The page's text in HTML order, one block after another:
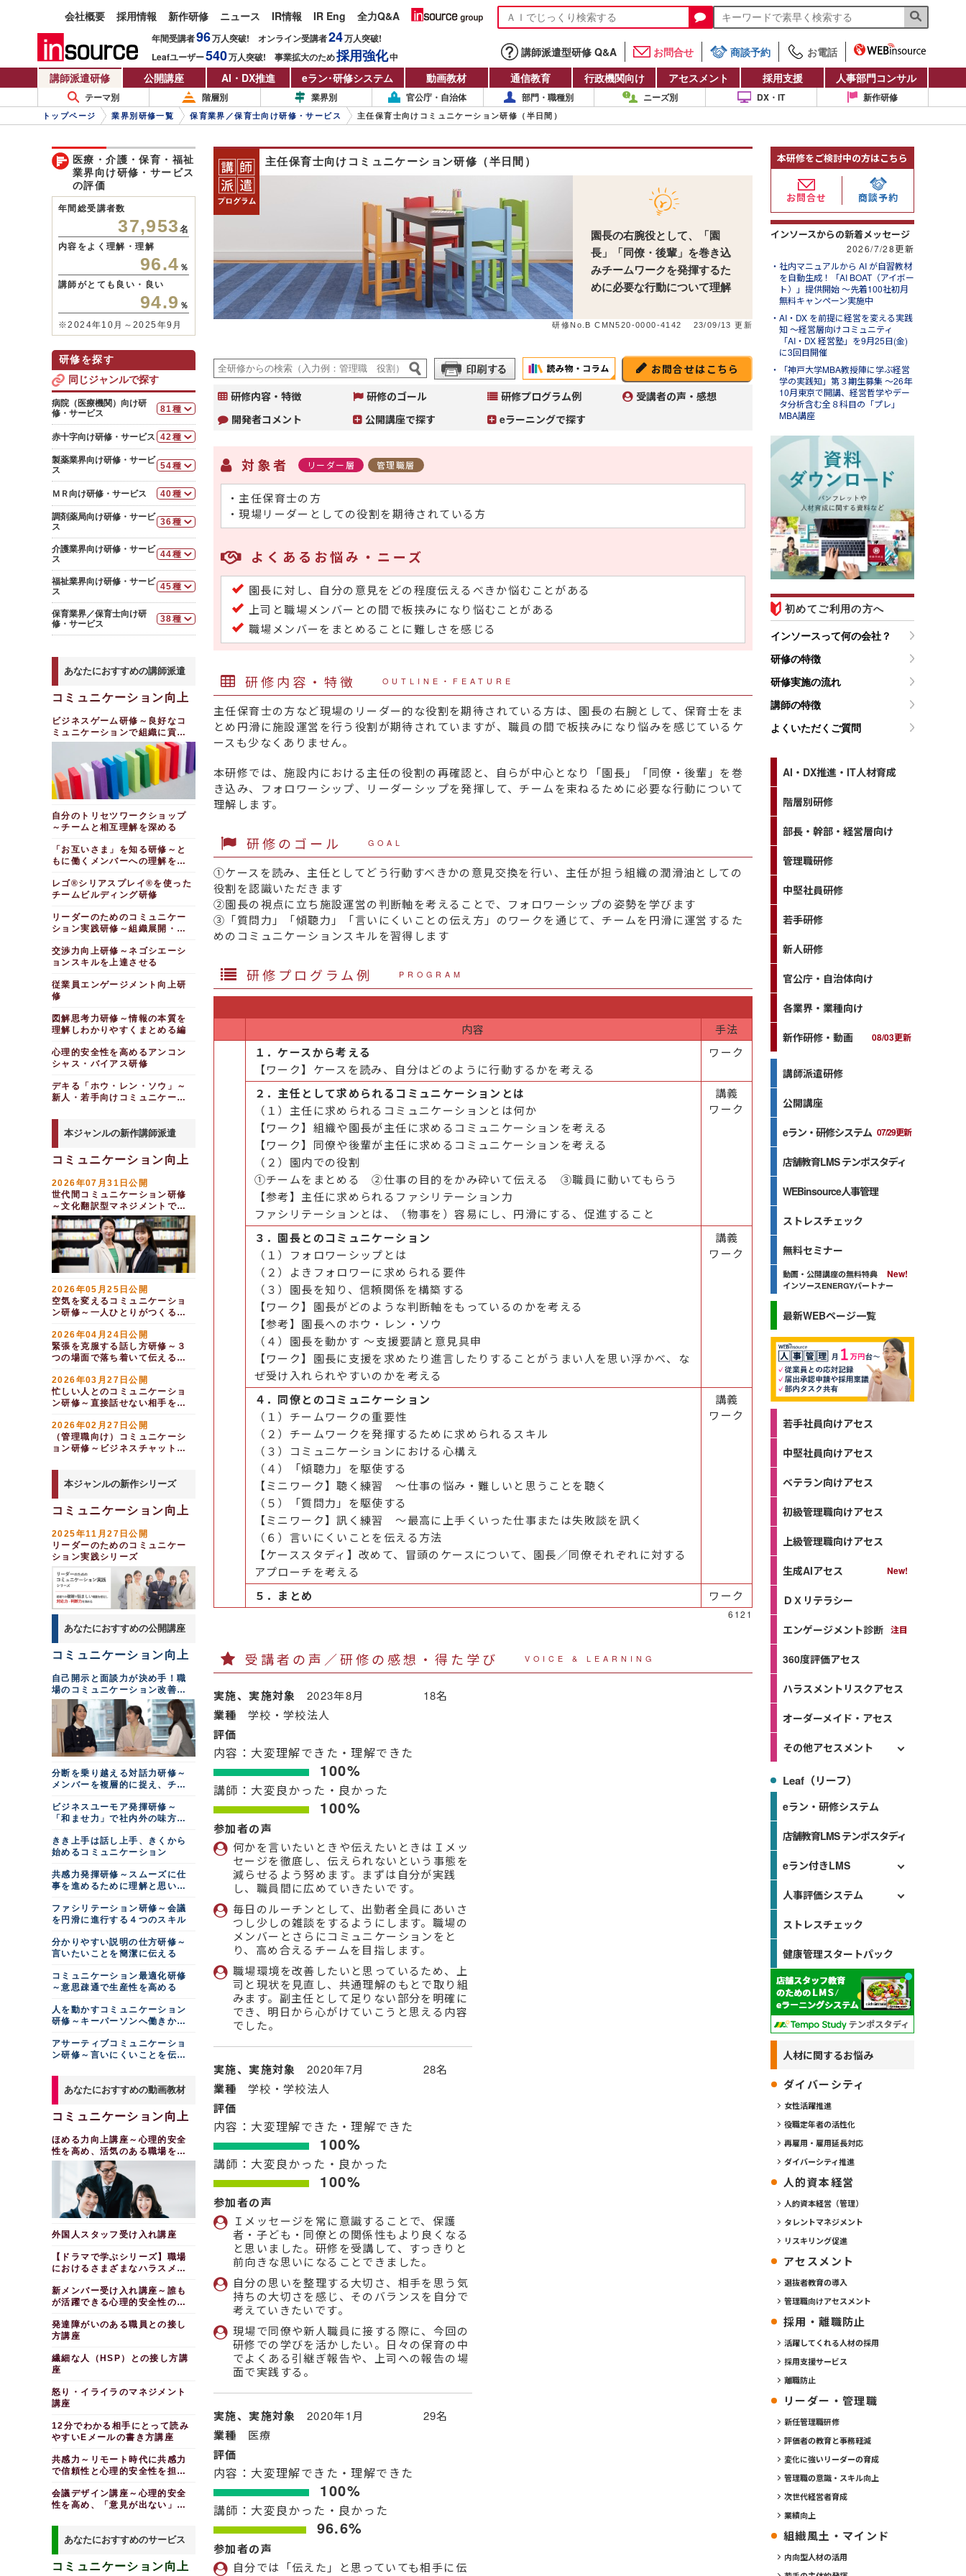
会社概要 採用情報 新作研修 ニュース IR情報 IR Eng 全力Q&A
年間受講者96万人突破! オンライン受講者24万人突破!
Leafユーザー540万人突破! 事業拡大のため採用強化中 講師派遣型研修 Q&A お問合せ 商談予約
お電話
講師派遣研修
公開講座 AI・DX推進 eラン・研修システム 動画教材 通信教育 行政機関向け アセスメント 採用支援 人事部門コンサル
テーマ別 階層別 業界別 官公庁・自治体 部門・職種別 ニーズ別 DX・IT 新作研修
トップページ 業界別研修一覧 保育業界／保育士向け研修・サービス 主任保育士向けコミュニケーション研修（半日間）
主任保育士向けコミュニケーション研修（半日間）
園長の右腕役として、「園
長」「同僚・後輩」を巻き込
みチームワークを発揮するた
めに必要な行動について理解
研修No.B CMN520-0000-4142 23/09/13 更新
お問合せはこちら
研修内容・特徴
研修のゴール 研修プログラム例
受講者の声・感想
開発者コメント
公開講座で探す eラーニングで探す
対象者 リーダー層 管理職層
・主任保育士の方
・現場リーダーとしての役割を期待されている方
よくあるお悩み・ニーズ
園長に対し、自分の意見をどの程度伝えるべきか悩むことがある
上司と職場メンバーとの間で板挟みになり悩むことがある
職場メンバーをまとめることに難しさを感じる
研修内容・特徴 OUTLINE・FEATURE
主任保育士の方など現場のリーダー的な役割を期待されている方は、園長の右腕として、保育士をま
とめ円滑に施設運営を行う役割が期待されていますが、職員の間で板挟みになり悩みを感じているケ
ースも少なくありません。
本研修では、施設内における主任の役割の再確認と、自らが中心となり「園長」「同僚・後輩」を巻
き込み、フォロワーシップ、リーダーシップを発揮して、チームを束ねるために必要な行動について
理解します。
研修のゴール GOAL
①ケースを読み、主任としてどう行動すべきかの意見交換を行い、主任が担う組織の潤滑油としての
役割を認識いただきます
②園長の視点に立ち施設運営の判断軸を考えることで、フォロワーシップの姿勢を学びます
③「質問力」「傾聴力」「言いにくいことの伝え方」のワークを通じて、チームを円滑に運営するた
めのコミュニケーションスキルを習得します
研修プログラム例 PROGRAM
内容 手法
１．ケースから考える
【ワーク】ケースを読み、自分はどのように行動するかを考える
ワーク
２．主任として求められるコミュニケーションとは
（１）主任に求められるコミュニケーションとは何か
【ワーク】組織や園長が主任に求めるコミュニケーションを考える
【ワーク】同僚や後輩が主任に求めるコミュニケーションを考える
（２）園内での役割
①チームをまとめる ②仕事の目的をかみ砕いて伝える ③職員に動いてもらう
【参考】主任に求められるファシリテーション力
ファシリテーションとは、（物事を）容易にし、円滑にする、促進すること
講義
ワーク
３．園長とのコミュニケーション
（１）フォロワーシップとは
（２）よきフォロワーに求められる要件
（３）園長を知り、信頼関係を構築する
【ワーク】園長がどのような判断軸をもっているのかを考える
【参考】園長へのホウ・レン・ソウ
（４）園長を動かす ～支援要請と意見具申
【ワーク】園長に支援を求めたり進言したりすることがうまい人を思い浮かべ、な
ぜ受け入れられやすいのかを考える
講義
ワーク
４．同僚とのコミュニケーション
（１）チームワークの重要性
（２）チームワークを発揮するために求められるスキル
（３）コミュニケーションにおける心構え
（４）「傾聴力」を駆使する
【ミニワーク】聴く練習 ～仕事の悩み・難しいと思うことを聴く
（５）「質問力」を駆使する
【ミニワーク】訊く練習 ～最高に上手くいった仕事または失敗談を訊く
（６）言いにくいことを伝える方法
【ケーススタディ】改めて、冒頭のケースについて、園長／同僚それぞれに対する
アプローチを考える
講義
ワーク
５．まとめ ワーク
6121
受講者の声／研修の感想・得た学び VOICE & LEARNING
実施、実施対象 2023年8月 18名
業種 学校・学校法人
評価
内容：大変理解できた・理解できた
100%
講師：大変良かった・良かった
100%
参加者の声
何かを言いたいときや伝えたいときはＩメッ
セージを徹底し、伝えられないという事態を
減らせるよう努めます。まずは自分が実践
し、職員間に広めていきたいです。
毎日のルーチンとして、出勤者全員にあいさ
つし少しの雑談をするようにします。職場の
メンバーとさらにコミュニケーションをと
り、高め合えるチームを目指します。
職場環境を改善したいと思っているため、上
司と現状を見直し、共通理解のもとで取り組
みます。副主任として足りない部分を明確に
でき、明日から心がけていこうと思える内容
でした。
実施、実施対象 2020年7月 28名
業種 学校・学校法人
評価
内容：大変理解できた・理解できた
100%
講師：大変良かった・良かった
100%
参加者の声
Ｉメッセージを常に意識することで、保護
者・子ども・同僚との関係性もより良くなる
と思いました。研修を受講して、すっきりと
前向きな思いになることできました。
自分の思いを整理する大切さ、相手を思う気
持ちの大切さを感じ、そのバランスを自分で
考えていきたいです。
現場で同僚や新人職員に接する際に、今回の
研修での学びを活かしたい。日々の保育の中
でよくある引継ぎ報告や、上司への報告の場
面で実践する。
実施、実施対象 2020年1月 29名
業種 医療
評価
内容：大変理解できた・理解できた
100%
講師：大変良かった・良かった
96.6%
参加者の声
自分では「伝えた」と思っていても相手に伝
医療・介護・保育・福祉
業界向け研修・サービス
の評価
年間総受講者数
37,953 名
内容をよく理解・理解
96.4 ％
講師がとても良い・良い
94.9 ％
※2024年10月～2025年9月
研修を探す
同じジャンルで探す
病院（医療機関）向け研
修・サービス
81種
分かりやすい説明の仕方
研修
クレーム対応研修～苦情
対応の正しい手順を学ぶ
病院・医療機関向けＯＪ
Ｔ研修～仕事の判断軸を確立さ
せる
ーション研修～自他尊重のスタ
ンスで言いにくいことを伝える
段取り研修～管理職とし
ての基本的マネジメントスキル
タイムマネジメント研修
～仕事を効率的に進めるための
時間管理を学ぶ
クリティカルシンキング
新入社員研修～ビジネス
る編」（２日間）
階層別教育
看護師向けリーダーシッ
看護師長研修～部下の力
を引き出す編
修～課長としてのあり方・現場
力編
持ってマネジメントを始める編
（２日間）
の実行力
悩みを解決し、前進する
次世代リーダー研修～安
ける
中堅社員向けオーナーシ
周囲に働きかける存在になる
修～ＰＤＣＡを強化する
若手向けビジネスマイン
割の領域拡大、自分で考える
社会人２年目研修～意識
ステージに進む
新人のためのビジネスコ
チーム力・エンゲージメントの強化
チームマネジメント研修
～仕組み作りと推進力を学ぶ
チームワーク入門研修～
信頼・責任・疾走・勝利で高め
るエンゲージメント
新人向け仕事の進め方～
ビジネスゲームで学ぶチームワ
ークとコミュニケーション
チーム力強化研修～１２
の見える化による情報共有
ノハウスでコミュニケーション
を活性化させる（４時間）
チームワーク強化研修～
日間）
現場リーダー向け研修～
チームの本質的な問題を解決
（２日間）
次世代リーダー向け研修
～チームを率いるコミュニケー
リーダーシップ研修～チ
ーム全員がいきいきと働ける職
場作り編
のある職場づくり
ト向上研修～いきいきと働くた
部下モチベーション向上
研修～アドラー心理学を活用
し、部下を勇気づける
ＣＳ・接遇レベルの向上
病院向けＣＳ・接遇研修
（半日間）
ション研修
修～基本編（半日間）
ォロー研修 ホスピタリティマ
インド醸成編（半日間）
病院向けＣＳ向上研修～
オンライン診療導入編（半日
間）
ご高齢者・シニア向け接
遇力向上研修～電話応対編
アサーティブコミュニケ
ーション研修
修
行政向けカスタマーハラ
マネージャー向けカスタ
マーハラスメント対策研修
管理・責任者向け悪質ク
レーム対応研修～招かれざるお
カスタマーハラスメント
防止研修～効果的な対応方法を
生産性向上
～チームの時間管理で残業削
減・生産性向上
ネジメント研修
事例で学ぶ業務改善研修
～業務の効率化編
生産性向上研修～仕事の
整理力向上研修～生産性
組織のタイムマネジメン
の効率化を目指す
業務フロー作成研修～業
務の見える化で効率アップ
コミュニケーション最適
化研修～バランスの取れた意思
疎通で生産性を高める
生産性向上研修～時短に
間）
調整力発揮研修～ステー
クホルダーマネジメント編
～行動経済学による生産性の高
い会議のデザイン(３時間)
ＡＬＬＥＮＧＥ～生産性向上の
限界に挑む
リスクへの対応
防止（半日間）
日間）
リスクマネジメント研修
事例で学ぶハラスメント
損害について考える
ハラスメント防止研修～
パワーハラスメント防止
編（半日間）
赤十字向け研修・サービス 42種
病院向けクレーム対応研
修
病院向けコンプライアン
ス研修（半日間）
病院向けＣＳ・接遇研修
ＯＪＴ研修～部下・後輩
指導の基本スキルを習得する
ション研修～キーパーソンへ働
分かりやすい説明の仕方
研修
ジャストコミュニケーシ
女性向けキャリアデザイ
ー
新入社員向けビジネス基
礎研修～基本ルール・所作（２
できるビジネスパーソン
の１０の心得・行動～職場の常
識編
主体性発揮研修～６つの
行動で実現する
若手向け仕事の進め方研
ける
中堅社員向けリーダーシ
組織を動かす編
新任主任研修～リーダー
の自覚と責任
次世代リーダー研修～安
ける
管理職向け
新任係長研修～現場運営
の実行力
ての基本的マネジメントスキル
を理解する
強化研修～あいまいな表現を克
服する
ケーション研修
メンタルヘルス研修～ラ
管理職のための人材マネ
「人事評価」「部下育成」
プレイングマネージャー
研修～時間・チーム・リスクを
マネジメント
業務改善
組織のタイムマネジメン
ト研修～管理職の立場から組織
の効率化を目指す
生産性向上研修～明確な
指示で、部下のパフォーマンス
組織内ＤＸ推進担当者向
け研修～心得とプロジェクト実
施導入時の理解（半日間）
管理職研修～「仕組み作
り」で実現させる生産性向上編
ビジネスデータの分析研
とデータ活用法を学ぶ
業務改善研修
エンゲージメント・人材定着
チームワーク入門研修～
信頼・責任・疾走・勝利で高め
るエンゲージメント
活性化をはかる
ンボーディング～離職防止のた
めに部下と話す５つのこと
【全力解説】リテンショ
ンマネジメント研修～離職防止
に向けた取り組み（３時間）
管理職向けエンゲージメ
ント向上研修～怒りと向き合い
指導に活かす（半日間）
１対１面談を通した風通
修
その他おすすめ研修
ロジカルシンキング研修
（実践編）～論理的思考による
クリティカルシンキング
研修～本質を見抜く力を養う
フィードバック研修～助
言と対話で部下・後輩をサポー
評価者研修
による職場最適化のためのナレ
ッジマネジメント
研修～年上の部下への関わり方
を学ぶ
Word・Excel・
PowerPoint（１．５日間）
製薬業界向け研修・サービ
ス
54種
新入社員向けビジネス基
礎研修～基本ルール・所作（２
日間）
若手社員研修～主体性の
発揮
補佐し、部の成果を出す！
新任リーダー研修～視点
を高めてオーナーシップを発揮
する
段取り研修～管理職とし
ての基本的マネジメントスキル
中級（課長級）管理職研
修～課長としてのあり方・現場
他社との差別化を図りたい
ラテラルシンキング研修
～新たな発想を出す力を養う
営業向けロジカルシンキ
ング研修～論理性を担保し納得
感のある説明をする
要因分析研修～問題を因
数分解し根本解決へ導く
に考え、全体を見渡すメタ思考
力を鍛える
ベーション実現のプロセスを学
ぶ
【全力解説】相手と対立
しない交渉力強化研修～互いの
利益の最大化（３時間）
企画・発想力研修～企画
立案スキルアップ
向けプロジェクトマネジメント
研修
プロジェクトマネジメン
ト研修～リスク・コスト・進捗
製薬業界向けオンライン
面談研修
組織力強化研修～理念・
体制・制度・風土の４つで組織
組織力強化研修～結束力
を高めるポイントを学ぶ
目標達成のためのKPIの設定と
調整力発揮研修～多様な
関係者を動かし、仕事を円滑化
する
部下とのコミュニケーシ
ョン実践研修～心理的安全性の
高い職場を作る
危機管理力強化研修～発
生時の対応力を身につける
コンプライアンス研修～
判断の難しいグレーゾーンを事
情報セキュリティ研修～
身近な事例から社内リスクを抑
制する
リスクマネジメント研修
～再発防止のための真因追究と
対策の徹底編
管理職向け生産性向上研
修～個人・チーム・役割から実
現する（１.５日間）
生産性向上研修～自工程
完結を推進し、確認・修正・管
理業務を削減する
業務改善研修
ラミング的思考力養成研修（半
ＤＸ活用・推進研修
義研修
Python学院～データ分
析編／統計の基礎とPandasラ
イブラリの活用
在庫最適化のためのＡＩ
開発入門研修～在庫予測モデル
の作成編（３日間）
ビジネスデータの分析研
修～職場で活かせる統計の基礎
営業向けデータ活用研修
～データドリブンセールスの実
現に向けて
営業力を強化したい
製薬業界向けビジネスマ
ナー研修～医師の頼れるパート
ナーとなる編
ＭＲ向け営業研修～コミ
上編（２日間）
若手向け営業基礎研修～
の流れを学ぶ
営業向けリレーション構
築力向上研修
ヒアリング力向上研修～
さまの本質的なニーズに迫る
営業向け課題発見力強化
めの３つのプロセス
顧客の課題解決研修～
ションを提示する
交渉力向上研修～ネゴシ
エーションスキルを上達させる
調整力発揮研修
ントマネジメント基礎研修
２０代向けキャリアデザ
イン研修～Ｍｕｓｔ・Ｃａｎ・
イン研修～ワーク・ライフ・マ
キャリア自律推進研修～
る（半日間）
管理職向けキャリア形成
支援研修～成長プラン策定と業
務の任せ方編
女性のためのスマートワ
ーク研修～自分らしい働き方で
職場に貢献する
女性リーダー研修～キャ
リアアップ編「リーダーとして
男性のための部下育成研
修～女性リーダーの活躍を支援
する
異動者向け研修～「上手
する編
のある仕事に変える
ＭＲ向け研修・サービス 40種
ＭＲ向け営業研修～医師
に信頼されるＭＲになる編
ＭＲ向け営業研修～コミ
ュニケーションによる営業力向
上(2日間)
ＭＲ向け営業研修～新商
（２日間）
製薬業界向けビジネスマ
ナー研修～医師の頼れるパート
客の「非・不・未」を見つけソ
営業力強化研修～行動経
解く（半日間）
【全力解説】相手と対立
しない交渉力強化研修～互いの
利益の最大化（３時間）
タフ・ネゴシエーション
研修～困難な交渉をWin-Win
に導く
良い資料をつくり、説明力を高めた
分かりやすい資料の作り
方研修～相手に印象を残すワン
プレゼン資料作成研修～
図・表・グラフを使って伝えた
人を動かすPowerPoint
資料の作り方研修
Power BI Desktop基
礎研修～データの可視化・分析
相手を動かすビジネスラ
提案書の作り方研修
研修
プレゼンテーション研修
て相手を納得に導く
営業向けロジカルシンキ
実践プレゼンテーション
動かす（２日間）
～PowerPointを活用して効
率を上げる（２時間）
医療関係者と良い関係を築きたい
対人関係構築研修～円滑
なコミュニケーションのための
スキルを習得する
共感力発揮研修～スムー
ズに仕事を進めるために理解と
思いやりを示す
営業力強化研修～心情理
解を通し、顧客との関係構築を
法人営業向け顧客関係構
築研修～定期訪問の質を高め、
お得意様を作る
コミュニケーション研修
～きっかけを作る雑談力向上編
人を動かすコミュニケー
して働きかける編
顧客インサイト発掘研修
～潜在ニーズを見つけ出す編
一歩踏み込んだ攻略プラン
編）～４つのプロセスで商談を
コミュニケーション研修
～エトス・パトス・ロゴスで伝
える力を強化する
営業マネージャーを育成したい
営業マネージャー研修
営業部長研修～営業人材
営業部長研修～現場マネ
営業部長研修～営業戦略
プレイングマネージャー
研修～時間・チーム・リスクを
マネジメントし成果を出す
営業マネージャー向け目
標管理研修～ＫＰＩの実効力を
高める
営業マネージャー向けコ
ーチング研修
営業マネージャー研修～
チームマネジメント研修
～仕組み作りと推進力を学ぶ
管理職向け従業員エンゲ
ージメント向上研修～働きがい
のある職場づくり
調剤薬局向け研修・サービ
ス
36種
とのリレーション構築力向上編
分かりやすい説明の仕方
研修
ＣＳリーダー研修～組織
全体で顧客満足を推進する
のクレーム対応力向上編
修～顧客視点で潜在ニーズを引
き出す
新規事業への挑戦
自薬局のコンセプトを考
える研修～マーケティング編
企画力研修～企画立案か
ら企画書作成までの流れを学ぶ
新規事業・新商品開発研
心構え編
マーケティング研修～分
デザイン思考研修～イノ
ぶ
クリティカルシンキング
ての思考力を強化する
ラテラルシンキング研修
う
図解思考力研修～情報を
整理し、分かりやすくする編
俯瞰力強化研修～多面的
に考え、全体を見渡すメタ思考
分析力向上と業務効率化
修～データを読み解く力を習得
する
とデータ活用法
けPython基礎研修（３日間）
分析入門
じっくり学ぶ統計学研修
～数字を活かす仕事術
ＣＸ向上のためのデジタ
ルマーケティング研修
業務改善研修
プロジェクト推進研修～
現に導く
タイムマネジメント研修
～要素・配分・優先順位を考え
ロジカルシンキング研修
～判断力を強化し、業務効率を
向上する編
階層別教育
段取り研修～管理職とし
ての基本的マネジメントスキル
中級（課長級）管理職研
修～課長としてのあり方・現場
力編
よい職場づくり」で職場環境を
整える編
リーダーシップ研修～仕
事力とコミュニケーション力強
次世代リーダー研修～安
定力・思考力・指導力を身に付
ける
中堅社員向けオーナーシ
ップ研修～当事者意識をもっ
て、周囲に働きかける
ーション力向上研修～周囲への
配慮とメンバー指導
若手社員研修～主体性の
発揮
若手社員向けビジネスマ
インド強化研修～主体性、業
務・役割の領域拡大
新入社員向けビジネス基
礎研修～社会人に求められる基
本ルール・所作（２日間）
介護業界向け研修・サービ
ス
44種
レジリエンス研修～しな
やかにストレスと向き合う
ＯＪＴ研修～部下・後輩
指導の基本スキルを習得する
～未然に防ぐ方法を学ぶ
外国人・帰国子女向け日
ニケーション研修
若手～中堅向け
介護・福祉業界向け若手
職員研修～チームリーダーとし
ての基本スキル編
介護業界向け現場リーダ
ー研修～視座を高め、メンバー
を育成する
若手・中堅向けモラル＆
間）
ビジネス基礎研修～社会
作を学ぶ（２日間）
若手社員研修～主体性の
発揮
中堅社員研修（２日間）
仕事の実行力研修～「自
律」「協働」「目的意識」で仕
事を前に進める
管理職向け
を理解する
ベテラン世代の活かし方
を学ぶ
調整力発揮研修
部下とのコミュニケーシ
ョン実践研修～多様化する部下
的安全性を高め、活気のある職
危機管理力強化研修～発
日間）
管理職向けコンプライア
ンス研修～組織における不祥事
防止（半日間）
ＣＳ向上
中途社員・職種転換者向
けビジネスマナー研修
接客・接遇リーダー研修
～ＣＳ向上のための環境づく
り・指導力
ご高齢者・シニア向け接
日間）
分かりやすい説明の仕方
研修
介護・福祉業界向けクレ
ーム対応レベルアップ研修
福祉・介護業界管理責任
福祉・介護業界向けEメ
ール対応力向上研修（半日間）
介護・福祉業界向け中堅
エンゲージメント・人材定着
管理職向け従業員エンゲ
ージメント向上研修～働きがい
１対１面談導入研修
チームワーク入門研修～
信頼・責任・疾走・勝利で高め
るエンゲージメント
後輩サポート力研修～
「頼れる先輩」に求められる３
メンタルヘルス研修～管
中途社員の受け入れ・オ
下と話す５つのこと
人事担当者向け離職防止
研修～採用者の職場定着を支援
する（半日間）
ワーク・エンゲージメン
ト向上研修～個人と組織の取り
組み（半日間）
業務改善
業務改善研修
マニュアル作成研修～改
善・合理化を促す
はじめてのＥｘｃｅｌ入門研修
タイムマネジメント研修
時短勤務者向けタイムマ
ネジメント研修～限られた時間
生産性向上研修～仕事の
げる
オペレーションミス防
組織内ＤＸ推進担当者向
け研修～心得とプロジェクト実
福祉業界向け研修・サービ
ス
45種
介護施設長向けマネジメ
ント研修
コミュニケーション研修
修
～未然に防ぐ方法を学ぶ
ＣＳマインド向上研修～
ＣＳの基本マインドを習得する
クレーム対応研修～苦情
対応の正しい手順を学ぶ
福祉・介護業界管理責任
者向けハードクレーム対応研修
福祉・介護業界向け管理
防止研修
若手～中堅向け
仕事の意欲向上研修～ポ
ジティブシンキングを仕事に活
用する
社会人１年目・２年目ス
テップアップ研修～モチベーシ
若手社員向けキャリア研
修～最初の会社でがんばるとい
モラル＆コンプライアン
後輩サポート力研修～
つのスキル
介護・福祉業界向け中堅
とのコミュニケーション
介護・福祉業界向け若手
中堅社員研修～チームを
につける
介護業界向け管理職研修
福祉業界向け部下指導研
修～ベテラン職員の学び直しを
促し、現場を前に進める
仕事の任せ方研修～自分
でやった方が早いを克服し、部
下の成長を促す
修～課長としてのあり方・現場
力編
ケーススタディで学ぶ管
メンタルヘルス研修～ラ
インケア
エンス研修～自分・部下・チー
ムのレジリエンスを高める
部下モチベーション向上
エンゲージメント向上・人材定着
ジョブ・クラフティング
管理職向け離職防止研修
ションを考える
よい職場づくり」で職場環境を
整える編
チームワーク入門研修～
信頼・責任・疾走・勝利で高め
るエンゲージメント
ほめる力向上研修～心理
的安全性を高め、活気のある職
１対１面談研修～効果的
トを学ぶ
オンボーディング研修～定着を
促す職場づくり（半日間）
リスクマネジメント
保育士向け危機察知力強
化研修～安心・安全な環境を確
保する（半日間）
リスクマネジメント研
（半日間）
オペレーションミス・事
務ミス防止研修
現場リスク管理研修～リ
ジマネジメント（半日間）
コンプライアンス研修～
ィ、ＳＮＳ（半日間）
ハラスメント防止研修～
被害者にも加害者にもならない
ために（半日間）
の伝え方研修～不用意な発言を
防止するために（半日間）
業務改善研修
善・合理化を促す
パソコン苦手な方限定！
タイムマネジメント研修
～仕事の効率アップ編
見える化でムダなく成果につな
げる
生産性向上研修～明確な
指示で、部下のパフォーマンス
を高める
組織内ＤＸ推進担当者向
け研修～心得とプロジェクト実
施導入時の理解（半日間）
保育業界／保育士向け研
修・サービス
38種
行動を分かりやすく伝える編
メント研修（半日間）
としての基本姿勢・基本動作習
得編
保育園園長向けリスク管
理研修～重大事故・死亡事故を
起こさない
新任保育士向け研修～保
護者とのコミュニケーション向
上編（半日間）
メンタルヘルス研修～セ
ルフケア
保育園職員向けリスク管
理研修～重大事故・死亡事故を
起こさない
主任保育士向けコミュニ
ケーション研修（半日間）
向上研修～ＣＳマインドとコミ
ュニケーション（半日間）
保育士向け研修～ＣＳマ
（半日間）
間）
クレーム対応研修～保育
ＣＳ向上研修～ホスピタ
リティの意識を養う
クレーム対応研修～苦情
対応の正しい手順を学ぶ
力」で困難な苦情に対処する
保護者とのコミュニケーション
ビジネス雑談力向上研修
ケーション術
分かりやすい説明の仕方
研修
アサーティブコミュニケ
ーション研修
人を動かすコミュニケー
ション研修～キーパーソンへ働
きかける編
調整力発揮研修
相手と対立しない交渉術
（半日間）
コミュニケーション研修
～エトス・パトス・ロゴス強化
編
若手向けメンタルヘルス
研修～メンタルケアのために個
人と組織ができること
メンタルタフネス研修～
成果を出すためのマインド・エ
ネルギーの高め方
リーダーのためのレジリ
ムのレジリエンスを高める
～怒りの感情を上手にコントロ
ールする（半日間）
職員が働きやすい組織づくり
部下とのコミュニケーシ
ョン実践研修～心理的安全性の
高い職場を作る
１対１面談研修～効果的
な面談を実施するためのポイン
トを学ぶ
チームマネジメント研修
～仕組み作りと推進力を学ぶ
コミュニケーションの取
り方指導研修～気づかいができ
る部下を育てる
アンコンシャスバイアス
研修～心理的安全性の高いチー
ムマネジメント
ＤＸ化・業務改善・生産性向上
業務改善研修
「デキる人」に共通する時間の
使い方・習慣を取り入れる
～要素・配分・優先順位を考え
る編（半日間）
組織のタイムマネジメン
ト研修～Excelを活用して改善
策を考える
ＯＡスキル向上研修
（Excel ＆ PowerPoint）
あなたにおすすめの講師派遣
コミュニケーション向上
ビジネスゲーム研修～良好なコ
ミュニケーションで組織に貢献
する
自分のトリセツワークショップ
～チームと相互理解を深める
「お互いさま」を知る研修～と
もに働くメンバーへの理解を深
レゴ®シリアスプレイ®を使った
チームビルディング研修
リーダーのためのコミュニケー
ション実践研修～組織展開・調
交渉力向上研修～ネゴシエーシ
ョンスキルを上達させる
従業員エンゲージメント向上研
修
図解思考力研修～情報の本質を
理解しわかりやすくまとめる編
心理的安全性を高めるアンコン
シャス・バイアス研修
デキる「ホウ・レン・ソウ」～
新人・若手向けコミュニケーシ
本ジャンルの新作講師派遣
コミュニケーション向上
2026年07月31日公開
世代間コミュニケーション研修
～文化翻訳型マネジメントで実
現する（１日間）
2026年05月25日公開
空気を変えるコミュニケーショ
ン研修～一人ひとりがつくる心
2026年04月24日公開
緊張を克服する話し方研修～３
つの場面で落ち着いて伝える
2026年03月27日公開
忙しい人とのコミュニケーショ
ン研修～直接話せない相手を動
2026年02月27日公開
（管理職向け）コミュニケーシ
ョン研修～ビジネスチャットで
る編（半日間）
本ジャンルの新作シリーズ
コミュニケーション向上
2025年11月27日公開
リーダーのためのコミュニケー
ション実践シリーズ
あなたにおすすめの公開講座
コミュニケーション向上
自己開示と面談力が決め手！職
場のコミュニケーション改善研
修
分断を乗り越える対話力研修～
メンバーを複層的に捉え、チー
ビジネスユーモア発揮研修～
「和ませ力」で社内外の味方を
きき上手は話し上手、きくから
始めるコミュニケーション
共感力発揮研修～スムーズに仕
事を進めるために理解と思いや
ファシリテーション研修～会議
を円滑に進行する４つのスキル
分かりやすい説明の仕方研修～
言いたいことを簡潔に伝える
コミュニケーション最適化研修
～意思疎通で生産性を高める
人を動かすコミュニケーション
研修～キーパーソンへ働きかけ
アサーティブコミュニケーショ
ン研修～言いにくいことを伝え
あなたにおすすめの動画教材
コミュニケーション向上
ほめる力向上講座～心理的安全
性を高め、活気のある職場をつ
くる
外国人スタッフ受け入れ講座
【ドラマで学ぶシリーズ】職場
におけるさまざまなハラスメン
新メンバー受け入れ講座～誰も
が活躍できる心理的安全性の高
発達障がいのある職員との接し
方講座
繊細な人（HSP）との接し方講
座
怒り・イライラのマネジメント
講座
12分でわかる相手にとって読み
やすいEメールの書き方講座
共感力～リモート時代に共感力
で信頼性と心理的安全性を担保
会議デザイン講座～心理的安全
性を高め、「意見が出ない」を
あなたにおすすめのサービス
コミュニケーション向上
本研修をご検討中の方はこちら
お問合せ 商談予約
インソースからの新着メッセージ
2026/7/28更新
社内マニュアルから AI が自習教材
を自動生成！「AI BOAT（アイボー
ト）」提供開始 ～先着100社初月
無料キャンペーン実施中
AI・DX を前提に経営を変える実践
知 ～経営層向けコミュニティ
「AI・DX 経営塾」を9月25日(金)
に3回目開催
「神戸大学MBA教授陣に学ぶ経営
学の実践知」第３期生募集 ～26年
10月東京で開講、経営哲学やデー
タ分析含む全８科目の「プレ」
MBA講座
コラム「調べる時間を短縮する
初めてご利用の方へ
インソースって何の会社？
研修の特徴
研修実施の流れ
講師の特徴
よくいただくご質問
AI・DX推進・IT人材育成
階層別研修
部長・幹部・経営層向け
管理職研修
中堅社員研修
若手研修
新人研修
官公庁・自治体向け
各業界・業種向け
新作研修・動画 08/03更新
講師派遣研修
公開講座
eラン・研修システム 07/29更新
店舗教育LMS テンポスタディ
WEBinsource人事管理
ストレスチェック
無料セミナー
動画・公開講座の無料特典
インソースENERGYパートナー
最新WEBページ一覧
若手社員向けアセス
中堅社員向けアセス
ベテラン向けアセス
初級管理職向けアセス
上級管理職向けアセス
生成AIアセス
ＤＸリテラシー
エンゲージメント診断
360度評価アセス
ハラスメントリスクアセス
オーダーメイド・アセス
その他アセスメント
Leaf（リーフ）
eラン・研修システム
店舗教育LMS テンポスタディ
eラン付きLMS
人事評価システム
ストレスチェック
健康管理スタートパック
人材に関するお悩み
ダイバーシティ
女性活躍推進
役職定年者の活性化
再雇用・雇用延長対応
ダイバーシティ推進
人的資本経営
人的資本経営（管理）
タレントマネジメント
リスキリング促進
アセスメント
選抜者教育の導入
管理職向けアセスメント
採用・離職防止
活躍してくれる人材の採用
採用支援サービス
離職防止
リーダー・管理職
新任管理職研修
評価者の教育と事務軽減
変化に強いリーダーの育成
管理職の意識・スキル向上
次世代経営者育成
業績向上
組織風土・マインド
内向型人材の活用